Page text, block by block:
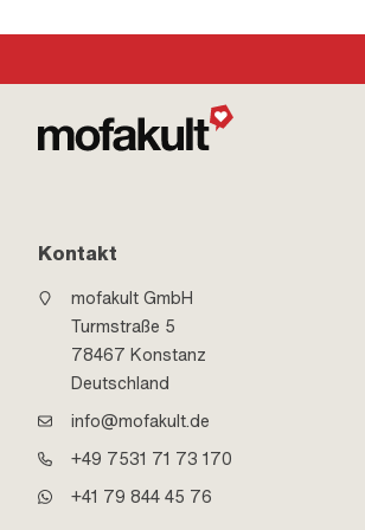
Kontakt
mofakult GmbH
Turmstraße 5
78467 Konstanz
Deutschland
info@mofakult.de
+49 7531 71 73 170
+41 79 844 45 76